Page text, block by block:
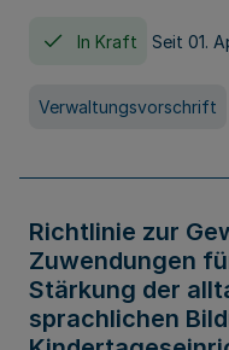
In Kraft Seit 01.
Verwaltungsvorschrift
Richtlinie zur
Zuwendungen
Stärkung der
sprachlichen